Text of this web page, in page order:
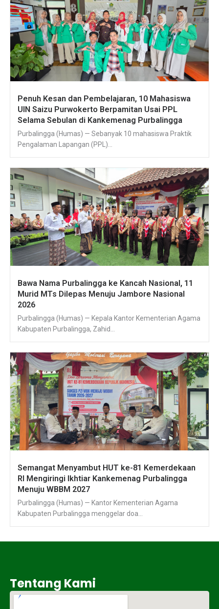
Penuh Kesan dan Pembelajaran, 10 Mahasiswa
UIN Saizu Purwokerto Berpamitan Usai PPL
Selama Sebulan di Kankemenag Purbalingga
Purbalingga (Humas) — Sebanyak 10 mahasiswa Praktik
Pengalaman Lapangan (PPL)...
Bawa Nama Purbalingga ke Kancah Nasional, 11
Murid MTs Dilepas Menuju Jambore Nasional
2026
Purbalingga (Humas) — Kepala Kantor Kementerian Agama
Kabupaten Purbalingga, Zahid...
Semangat Menyambut HUT ke-81 Kemerdekaan
RI Mengiringi Ikhtiar Kankemenag Purbalingga
Menuju WBBM 2027
Purbalingga (Humas) — Kantor Kementerian Agama
Kabupaten Purbalingga menggelar doa...
Tentang Kami